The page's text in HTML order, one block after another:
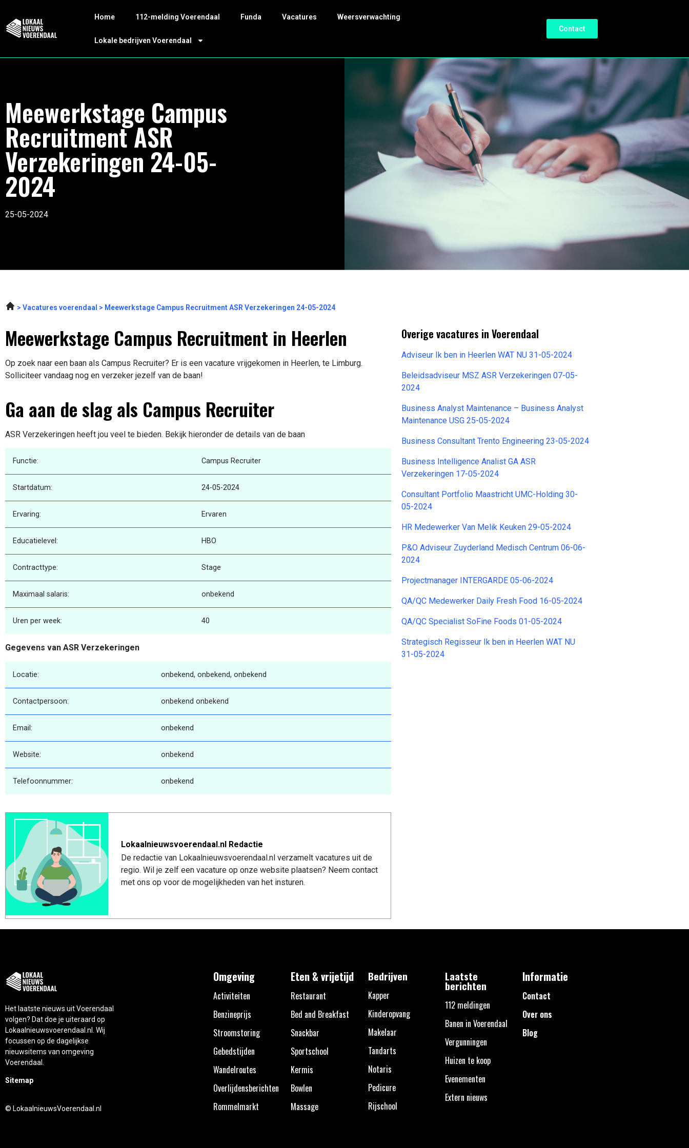
Home 112-melding Voerendaal Funda Vacatures Weersverwachting
Lokale bedrijven Voerendaal
Contact
Meewerkstage Campus
Recruitment ASR
Verzekeringen 24-05-
2024
25-05-2024
Vacatures voerendaal Meewerkstage Campus Recruitment ASR Verzekeringen 24-05-2024
Meewerkstage Campus Recruitment in Heerlen
Op zoek naar een baan als Campus Recruiter? Er is een vacature vrijgekomen in Heerlen, te Limburg.
Solliciteer vandaag nog en verzeker jezelf van de baan!
Ga aan de slag als Campus Recruiter
ASR Verzekeringen heeft jou veel te bieden. Bekijk hieronder de details van de baan
Functie: Campus Recruiter
Startdatum: 24-05-2024
Ervaring: Ervaren
Educatielevel: HBO
Contracttype: Stage
Maximaal salaris: onbekend
Uren per week: 40
Gegevens van ASR Verzekeringen
Locatie: onbekend, onbekend, onbekend
Contactpersoon: onbekend onbekend
Email: onbekend
Website: onbekend
Telefoonnummer: onbekend
Lokaalnieuwsvoerendaal.nl Redactie
De redactie van Lokaalnieuwsvoerendaal.nl verzamelt vacatures uit de
regio. Wil je zelf een vacature op onze website plaatsen? Neem contact
met ons op voor de mogelijkheden van het insturen.
Overige vacatures in Voerendaal
Adviseur Ik ben in Heerlen WAT NU 31-05-2024
Beleidsadviseur MSZ ASR Verzekeringen 07-05-
2024
Business Analyst Maintenance – Business Analyst
Maintenance USG 25-05-2024
Business Consultant Trento Engineering 23-05-2024
Business Intelligence Analist GA ASR
Verzekeringen 17-05-2024
Consultant Portfolio Maastricht UMC-Holding 30-
05-2024
HR Medewerker Van Melik Keuken 29-05-2024
P&O Adviseur Zuyderland Medisch Centrum 06-06-
2024
Projectmanager INTERGARDE 05-06-2024
QA/QC Medewerker Daily Fresh Food 16-05-2024
QA/QC Specialist SoFine Foods 01-05-2024
Strategisch Regisseur Ik ben in Heerlen WAT NU
31-05-2024
Het laatste nieuws uit Voerendaal
volgen? Dat doe je uiteraard op
Lokaalnieuwsvoerendaal.nl. Wij
focussen op de dagelijkse
nieuwsitems van omgeving
Voerendaal.
Sitemap
© LokaalnieuwsVoerendaal.nl
Omgeving
Activiteiten
Benzineprijs
Stroomstoring
Gebedstijden
Wandelroutes
Overlijdensberichten
Rommelmarkt
Eten & vrijetijd
Restaurant
Bed and Breakfast
Snackbar
Sportschool
Kermis
Bowlen
Massage
Bedrijven
Kapper
Kinderopvang
Makelaar
Tandarts
Notaris
Pedicure
Rijschool
Laatste
berichten
112 meldingen
Banen in Voerendaal
Vergunningen
Huizen te koop
Evenementen
Extern nieuws
Informatie
Contact
Over ons
Blog